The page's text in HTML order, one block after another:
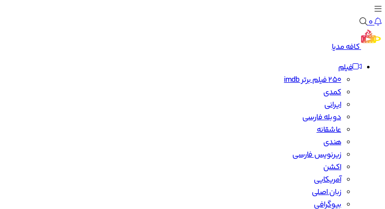
0
کافه مدیا
فیلم
250 فیلم برتر imdb
کمدی
ایرانی
دوبله فارسی
عاشقانه
هندی
زیرنویس فارسی
اکشن
آمریکایی
زبان اصلی
بیوگرافی